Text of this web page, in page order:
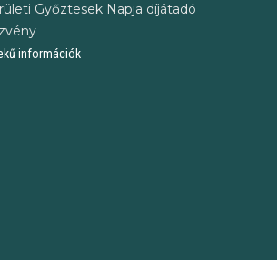
Győztesek Napja díjátadó
információk